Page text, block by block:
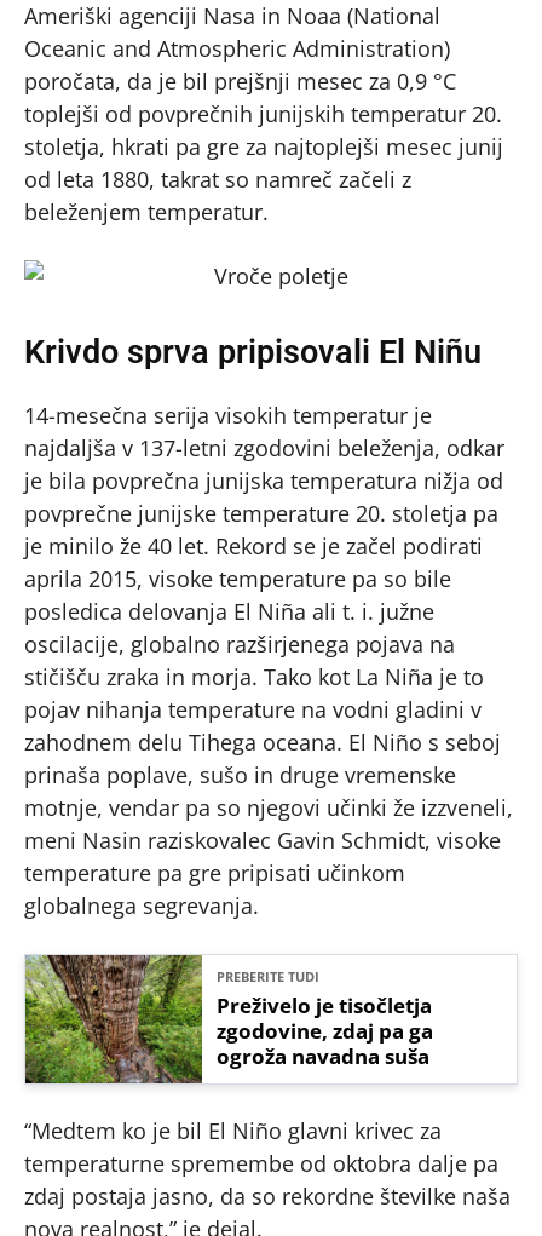
Ameriški agenciji Nasa in Noaa (National
Oceanic and Atmospheric Administration)
poročata, da je bil prejšnji mesec za 0,9 °C
toplejši od povprečnih junijskih temperatur 20.
stoletja, hkrati pa gre za najtoplejši mesec junij
od leta 1880, takrat so namreč začeli z
beleženjem temperatur.
Krivdo sprva pripisovali El Niñu
14-mesečna serija visokih temperatur je
najdaljša v 137-letni zgodovini beleženja, odkar
je bila povprečna junijska temperatura nižja od
povprečne junijske temperature 20. stoletja pa
je minilo že 40 let. Rekord se je začel podirati
aprila 2015, visoke temperature pa so bile
posledica delovanja El Niña ali t. i. južne
oscilacije, globalno razširjenega pojava na
stičišču zraka in morja. Tako kot La Niña je to
pojav nihanja temperature na vodni gladini v
zahodnem delu Tihega oceana. El Niño s seboj
prinaša poplave, sušo in druge vremenske
motnje, vendar pa so njegovi učinki že izzveneli,
meni Nasin raziskovalec Gavin Schmidt, visoke
temperature pa gre pripisati učinkom
globalnega segrevanja.
PREBERITE TUDI
Preživelo je tisočletja
zgodovine, zdaj pa ga
ogroža navadna suša
“Medtem ko je bil El Niño glavni krivec za
temperaturne spremembe od oktobra dalje pa
zdaj postaja jasno, da so rekordne številke naša
nova realnost,” je dejal.